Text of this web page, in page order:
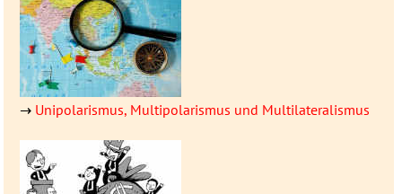
→ Unipolarismus, Multipolarismus und Multilateralismus